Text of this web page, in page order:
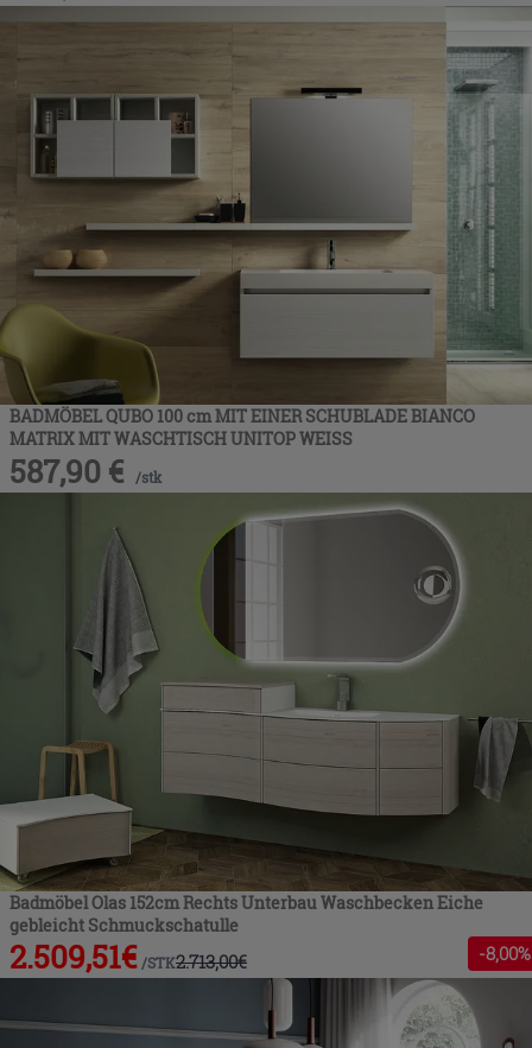
BADMÖBEL QUBO 100 cm MIT EINER SCHUBLADE BIANCO
MATRIX MIT WASCHTISCH UNITOP WEISS
587,90 € /stk
Badmöbel Olas 152cm Rechts Unterbau Waschbecken Eiche
gebleicht Schmuckschatulle
2.509,51€ /STK2.713,00€ -8,00%